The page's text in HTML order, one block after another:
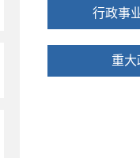
行政事
重大